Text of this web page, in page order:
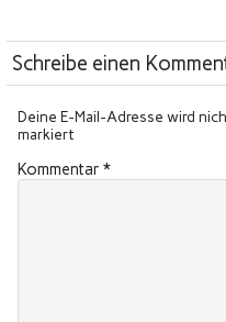
Schreibe einen
Deine E-Mail-Adresse wird
markiert
Kommentar *